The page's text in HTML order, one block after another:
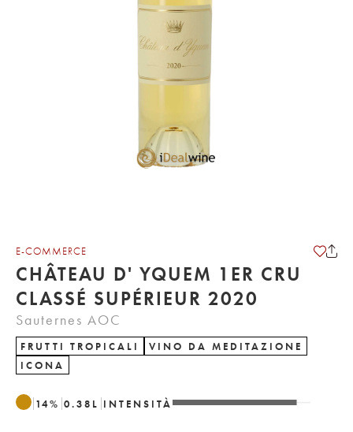
E-COMMERCE
CHÂTEAU D' YQUEM 1ER CRU
CLASSÉ SUPÉRIEUR 2020
Sauternes AOC
FRUTTI TROPICALI
VINO DA MEDITAZIONE
ICONA
14% 0.38 L INTENSITÀ